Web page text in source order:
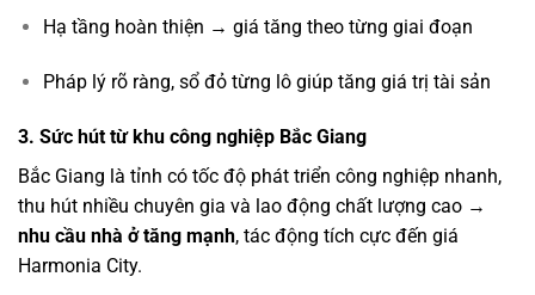
Hạ tầng hoàn thiện → giá tăng theo từng giai đoạn
Pháp lý rõ ràng, sổ đỏ từng lô giúp tăng giá trị tài sản
3. Sức hút từ khu công nghiệp Bắc Giang
Bắc Giang là tỉnh có tốc độ phát triển công nghiệp nhanh,
thu hút nhiều chuyên gia và lao động chất lượng cao →
nhu cầu nhà ở tăng mạnh, tác động tích cực đến giá
Harmonia City.